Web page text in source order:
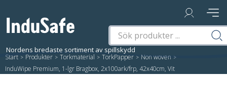
Start / Produkter / Torkmaterial / TorkPapper / Non woven /
InduWipe Premium, 1-lgr Bragbox, 2x100ark/frp, 42x40cm, Vit